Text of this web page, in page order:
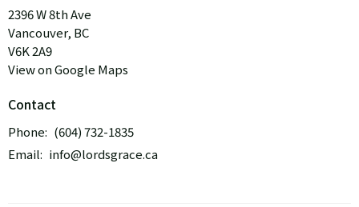
2396 W 8th Ave
Vancouver, BC
V6K 2A9
View on Google Maps
Contact
Phone: (604) 732-1835
Email: info@lordsgrace.ca